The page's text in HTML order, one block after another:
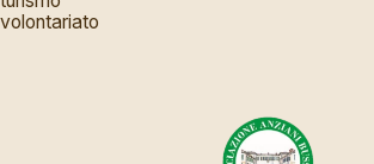
volontariato